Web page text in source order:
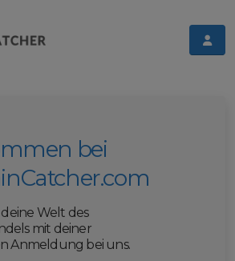
bei
Welt des
mit deiner
Anmeldung bei uns.